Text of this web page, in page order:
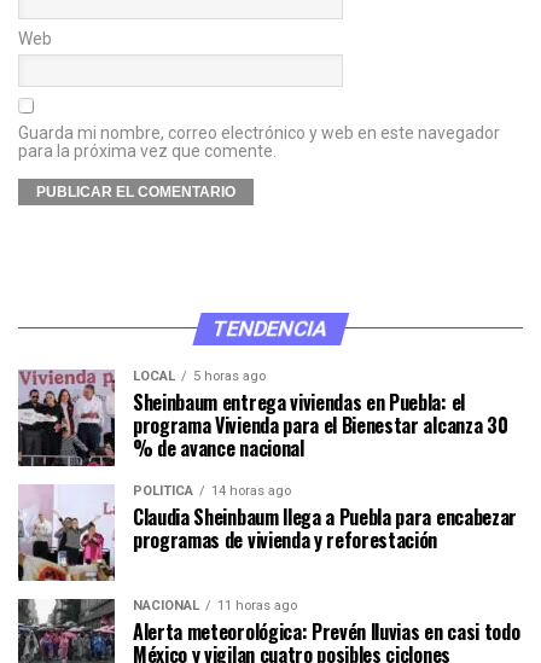
Web
Guarda mi nombre, correo electrónico y web en este navegador
para la próxima vez que comente.
TENDENCIA
LOCAL 5 horas ago
Sheinbaum entrega viviendas en Puebla: el
programa Vivienda para el Bienestar alcanza 30
% de avance nacional
POLÍTICA 14 horas ago
Claudia Sheinbaum llega a Puebla para encabezar
programas de vivienda y reforestación
NACIONAL 11 horas ago
Alerta meteorológica: Prevén lluvias en casi todo
México y vigilan cuatro posibles ciclones